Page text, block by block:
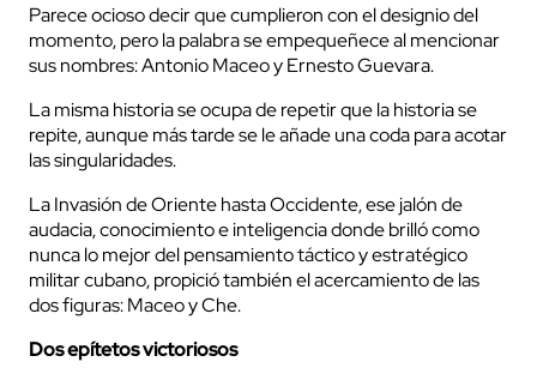
Parece ocioso decir que cumplieron con el designio del
momento, pero la palabra se empequeñece al mencionar
sus nombres: Antonio Maceo y Ernesto Guevara.
La misma historia se ocupa de repetir que la historia se
repite, aunque más tarde se le añade una coda para acotar
las singularidades.
La Invasión de Oriente hasta Occidente, ese jalón de
audacia, conocimiento e inteligencia donde brilló como
nunca lo mejor del pensamiento táctico y estratégico
militar cubano, propició también el acercamiento de las
dos figuras: Maceo y Che.
Dos epítetos victoriosos